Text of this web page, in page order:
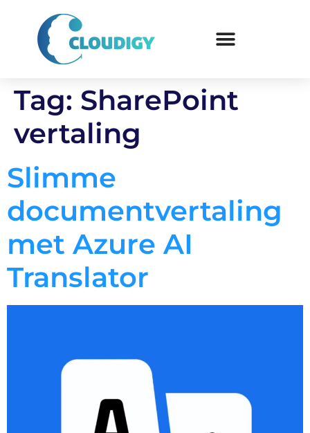
Tag: SharePoint
vertaling
Slimme
documentvertaling
met Azure AI
Translator